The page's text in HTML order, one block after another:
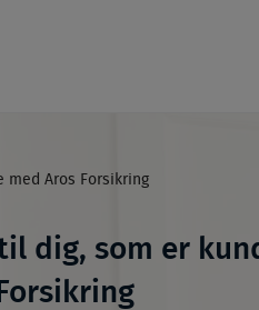
med Aros Forsikring
dig, som er